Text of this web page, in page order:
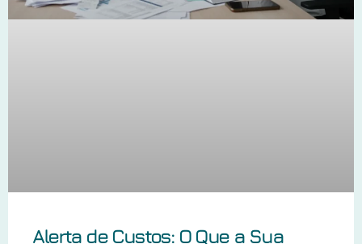
Alerta de Custos: O Que a Sua